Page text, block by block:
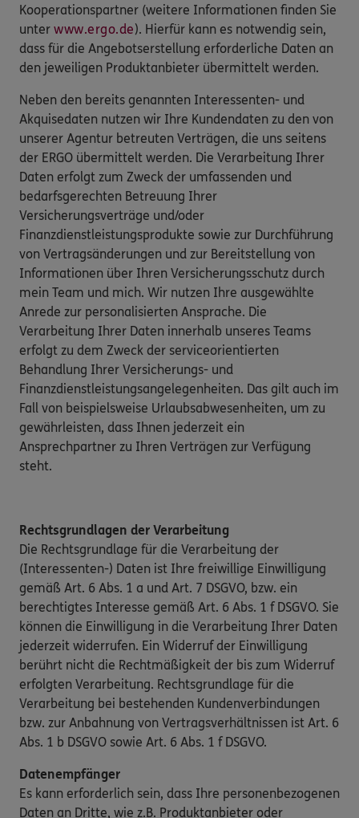
Kooperationspartner (weitere Informationen finden Sie
unter www.ergo.de). Hierfür kann es notwendig sein,
dass für die Angebotserstellung erforderliche Daten an
den jeweiligen Produktanbieter übermittelt werden.
Neben den bereits genannten Interessenten- und
Akquisedaten nutzen wir Ihre Kundendaten zu den von
unserer Agentur betreuten Verträgen, die uns seitens
der ERGO übermittelt werden. Die Verarbeitung Ihrer
Daten erfolgt zum Zweck der umfassenden und
bedarfsgerechten Betreuung Ihrer
Versicherungsverträge und/oder
Finanzdienstleistungsprodukte sowie zur Durchführung
von Vertragsänderungen und zur Bereitstellung von
Informationen über Ihren Versicherungsschutz durch
mein Team und mich. Wir nutzen Ihre ausgewählte
Anrede zur personalisierten Ansprache. Die
Verarbeitung Ihrer Daten innerhalb unseres Teams
erfolgt zu dem Zweck der serviceorientierten
Behandlung Ihrer Versicherungs- und
Finanzdienstleistungsangelegenheiten. Das gilt auch im
Fall von beispielsweise Urlaubsabwesenheiten, um zu
gewährleisten, dass Ihnen jederzeit ein
Ansprechpartner zu Ihren Verträgen zur Verfügung
steht.
Rechtsgrundlagen der Verarbeitung
Die Rechtsgrundlage für die Verarbeitung der
(Interessenten-) Daten ist Ihre freiwillige Einwilligung
gemäß Art. 6 Abs. 1 a und Art. 7 DSGVO, bzw. ein
berechtigtes Interesse gemäß Art. 6 Abs. 1 f DSGVO. Sie
können die Einwilligung in die Verarbeitung Ihrer Daten
jederzeit widerrufen. Ein Widerruf der Einwilligung
berührt nicht die Rechtmäßigkeit der bis zum Widerruf
erfolgten Verarbeitung. Rechtsgrundlage für die
Verarbeitung bei bestehenden Kundenverbindungen
bzw. zur Anbahnung von Vertragsverhältnissen ist Art. 6
Abs. 1 b DSGVO sowie Art. 6 Abs. 1 f DSGVO.
Datenempfänger
Es kann erforderlich sein, dass Ihre personenbezogenen
Daten an Dritte, wie z.B. Produktanbieter oder